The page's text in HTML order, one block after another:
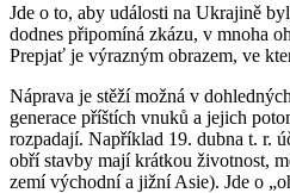
Jde o to, aby události na Ukrajině
dodnes připomíná zkázu, v mnoha
Prepjať je výrazným obrazem, ve
Náprava je stěží možná v
generace příštích vnuků a jejich
rozpadají. Například 19. dubna t. r.
obří stavby mají krátkou životnost,
zemí východní a jižní Asie). Jde o